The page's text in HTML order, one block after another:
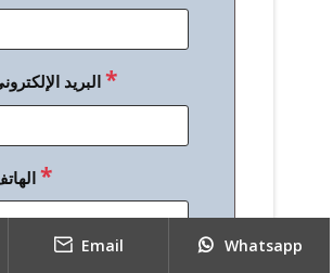
البريد الإلكتروني*
الهاتف*
Email Whatsapp